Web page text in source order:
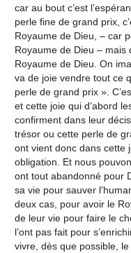
car au bout c’est
perle fine de grand prix,
Royaume de Dieu, – car
Royaume de Dieu – mais
Royaume de Dieu. On
va de joie vendre tout ce
perle de grand prix ».
et cette joie qui d’abord
confirment dans leur
trésor ou cette perle de
ont vient donc dans cette
obligation. Et nous
ont tout abandonné pour
sa vie pour sauver
deux cas, pour avoir le
de leur vie pour faire le
l’ont pas fait pour
vivre, dès que possible,